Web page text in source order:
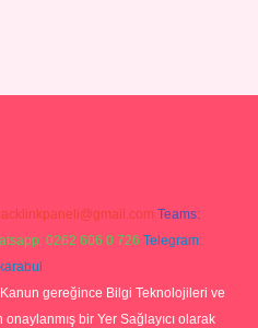
Teams:
0262 606 0 726 Telegram:
Kanun gereğince Bilgi Teknolojileri ve
onaylanmış bir Yer Sağlayıcı olarak